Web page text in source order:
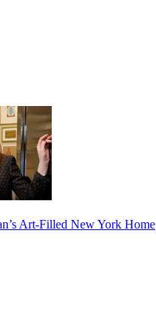
Art-Filled New York Home